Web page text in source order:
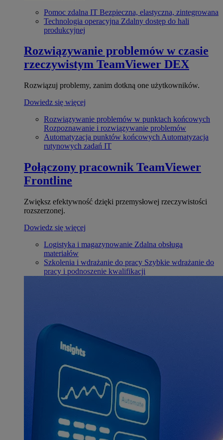
Pomoc zdalna IT Bezpieczna, elastyczna, zintegrowana
Technologia operacyjna Zdalny dostęp do hali
produkcyjnej
Rozwiązywanie problemów w czasie
rzeczywistym TeamViewer DEX
Rozwiązuj problemy, zanim dotkną one użytkowników.
Dowiedz się więcej
Rozwiązywanie problemów w punktach końcowych
Rozpoznawanie i rozwiązywanie problemów
Automatyzacja punktów końcowych Automatyzacja
rutynowych zadań IT
Połączony pracownik TeamViewer
Frontline
Zwiększ efektywność dzięki przemysłowej rzeczywistości
rozszerzonej.
Dowiedz się więcej
Logistyka i magazynowanie Zdalna obsługa
materiałów
Szkolenia i wdrażanie do pracy Szybkie wdrażanie do
pracy i podnoszenie kwalifikacji